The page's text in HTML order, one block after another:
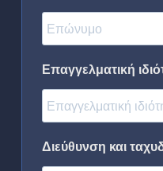
Επαγγελματική
Διεύθυνση και